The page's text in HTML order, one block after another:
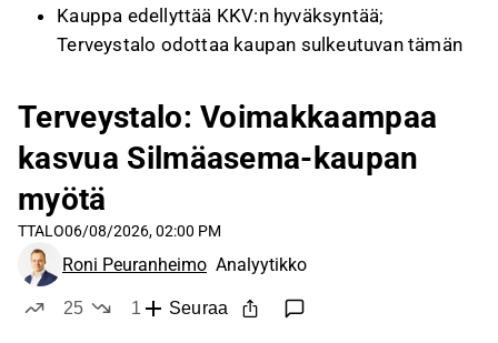
Kauppa edellyttää KKV:n hyväksyntää;
Terveystalo odottaa kaupan sulkeutuvan tämän
seuraavan vuoden ensimmäisellä kvartaalilla.
Terveystalon sijoitusprofiili muuttuu
osingonmaksajasta yrityskauppavetoiseen
kasvuun, jonka tavoitteena on lisätä
arvonluontia osakkeenomistajille portfolion
antaa siitä palautetta Inderesin foorumilla. Anna siihen liittyvää
Terveystalo: Voimakkaampaa
kasvua Silmäasema-kaupan
myötä
TTALO06/08/2026, 02:00 PM
Roni Peuranheimo Analyytikko
25
1
Seuraa